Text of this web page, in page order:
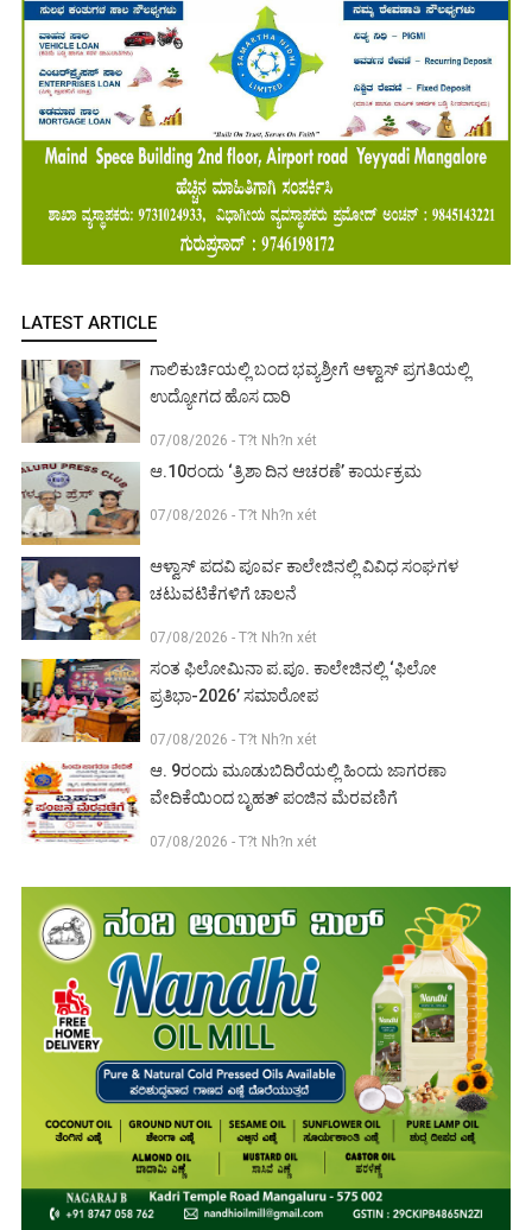
LATEST ARTICLE
ಗಾಲಿಕುರ್ಚಿಯಲ್ಲಿ ಬಂದ ಭವ್ಯಶ್ರೀಗೆ ಆಳ್ವಾಸ್ ಪ್ರಗತಿಯಲ್ಲಿ
ಉದ್ಯೋಗದ ಹೊಸ ದಾರಿ
07/08/2026 - T?t Nh?n xét
ಆ.10ರಂದು ‘ತ್ರಿಶಾ ದಿನ ಆಚರಣೆ’ ಕಾರ್ಯಕ್ರಮ
07/08/2026 - T?t Nh?n xét
ಆಳ್ವಾಸ್ ಪದವಿ ಪೂರ್ವ ಕಾಲೇಜಿನಲ್ಲಿ ವಿವಿಧ ಸಂಘಗಳ
ಚಟುವಟಿಕೆಗಳಿಗೆ ಚಾಲನೆ
07/08/2026 - T?t Nh?n xét
ಸಂತ ಫಿಲೋಮಿನಾ ಪ.ಪೂ. ಕಾಲೇಜಿನಲ್ಲಿ ‘ಫಿಲೋ
ಪ್ರತಿಭಾ-2026’ ಸಮಾರೋಪ
07/08/2026 - T?t Nh?n xét
ಆ. 9ರಂದು ಮೂಡುಬಿದಿರೆಯಲ್ಲಿ ಹಿಂದು ಜಾಗರಣಾ
ವೇದಿಕೆಯಿಂದ ಬೃಹತ್ ಪಂಜಿನ ಮೆರವಣಿಗೆ
07/08/2026 - T?t Nh?n xét